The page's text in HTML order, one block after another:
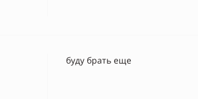
буду брать еще